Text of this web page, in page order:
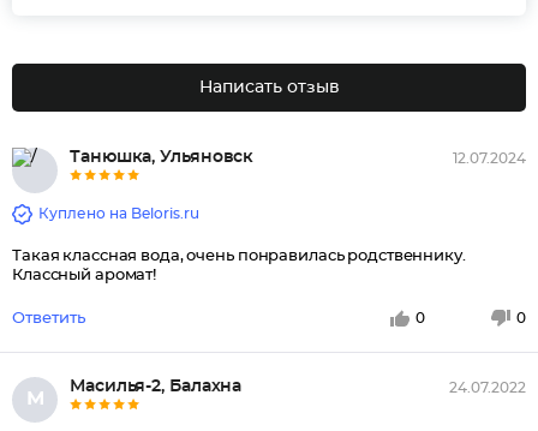
Написать отзыв
Танюшка, Ульяновск 12.07.2024
Куплено на Beloris.ru
Такая классная вода, очень понравилась родственнику.
Классный аромат!
Ответить 0 0
М
Масилья-2, Балахна 24.07.2022